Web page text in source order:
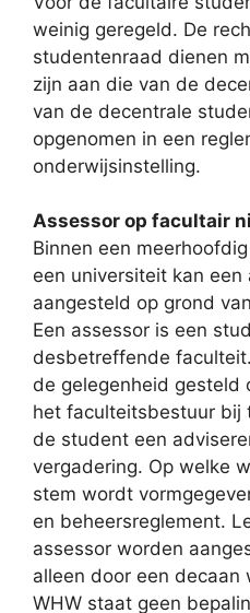
weinig geregeld. De
studentenraad dienen
zijn aan die van de
van de decentrale
opgenomen in een
onderwijsinstelling.
Assessor op facultair
Binnen een
een universiteit kan een
aangesteld op grond
Een assessor is een
desbetreffende
de gelegenheid gesteld
het faculteitsbestuur bij
de student een
vergadering. Op welke
stem wordt
en beheersreglement.
assessor worden
alleen door een decaan
WHW staat geen